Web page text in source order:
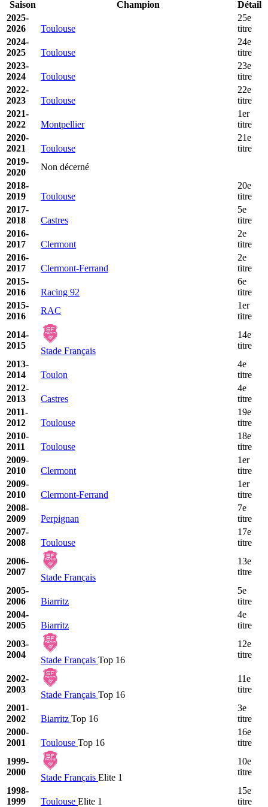
Saison Champion
Détail
2025-
2026
Toulouse
25e
titre
2024-
2025
Toulouse
24e
titre
2023-
2024
Toulouse
23e
titre
2022-
2023
Toulouse
22e
titre
2021-
2022
Montpellier
1er
titre
2020-
2021
Toulouse
21e
titre
2019-
2020
Non décerné
2018-
2019
Toulouse
20e
titre
2017-
2018
Castres
5e
titre
2016-
2017
Clermont
2e
titre
2016-
2017
Clermont-Ferrand
2e
titre
2015-
2016
Racing 92
6e
titre
2015-
2016
RAC
1er
titre
2014-
2015
Stade Français
14e
titre
2013-
2014
Toulon
4e
titre
2012-
2013
Castres
4e
titre
2011-
2012
Toulouse
19e
titre
2010-
2011
Toulouse
18e
titre
2009-
2010
Clermont
1er
titre
2009-
2010
Clermont-Ferrand
1er
titre
2008-
2009
Perpignan
7e
titre
2007-
2008
Toulouse
17e
titre
2006-
2007
Stade Français
13e
titre
2005-
2006
Biarritz
5e
titre
2004-
2005
Biarritz
4e
titre
2003-
2004
Stade Français Top 16
12e
titre
2002-
2003
Stade Français Top 16
11e
titre
2001-
2002
Biarritz Top 16
3e
titre
2000-
2001
Toulouse Top 16
16e
titre
1999-
2000
Stade Français Elite 1
10e
titre
1998-
1999
Toulouse Elite 1
15e
titre